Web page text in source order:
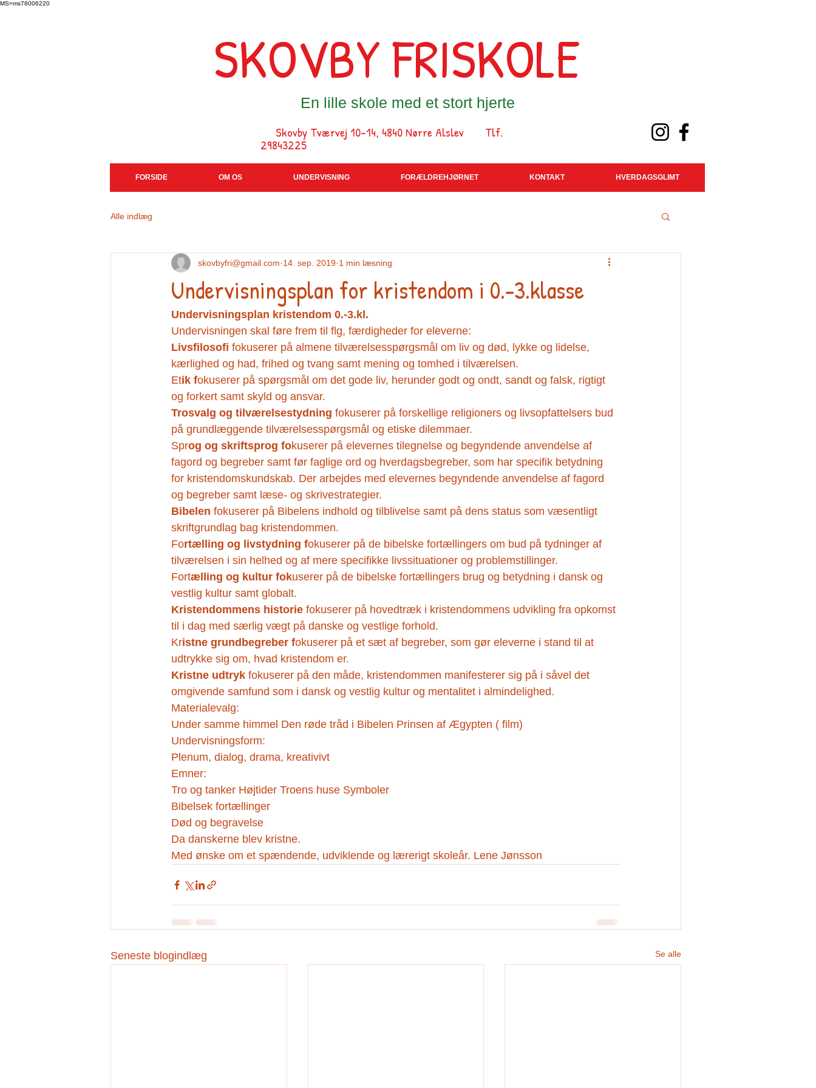
MS=ms78006220
SKOVBY FRISKOLE
En lille skole med et stort hjerte
Skovby Tværvej 10-14, 4840 Nørre Alslev Tlf.
29843225
FORSIDE OM OS UNDERVISNING FORÆLDREHJØRNET KONTAKT HVERDAGSGLIMT
Alle indlæg
Undervisningsplan for kristendom i 0.-3.klasse
skovbyfri@gmail.com 14. sep. 2019 1 min læsning
Undervisningsplan kristendom 0.-3.kl.
Undervisningen skal føre frem til flg, færdigheder for eleverne:
Livsfilosofi fokuserer på almene tilværelsesspørgsmål om liv og død, lykke og lidelse,
kærlighed og had, frihed og tvang samt mening og tomhed i tilværelsen.
Etik fokuserer på spørgsmål om det gode liv, herunder godt og ondt, sandt og falsk, rigtigt
og forkert samt skyld og ansvar.
Trosvalg og tilværelsestydning fokuserer på forskellige religioners og livsopfattelsers bud
på grundlæggende tilværelsesspørgsmål og etiske dilemmaer.
Sprog og skriftsprog fokuserer på elevernes tilegnelse og begyndende anvendelse af
fagord og begreber samt før faglige ord og hverdagsbegreber, som har specifik betydning
for kristendomskundskab. Der arbejdes med elevernes begyndende anvendelse af fagord
og begreber samt læse- og skrivestrategier.
Bibelen fokuserer på Bibelens indhold og tilblivelse samt på dens status som væsentligt
skriftgrundlag bag kristendommen.
Fortælling og livstydning fokuserer på de bibelske fortællingers om bud på tydninger af
tilværelsen i sin helhed og af mere specifikke livssituationer og problemstillinger.
Fortælling og kultur fokuserer på de bibelske fortællingers brug og betydning i dansk og
vestlig kultur samt globalt.
Kristendommens historie fokuserer på hovedtræk i kristendommens udvikling fra opkomst
til i dag med særlig vægt på danske og vestlige forhold.
Kristne grundbegreber fokuserer på et sæt af begreber, som gør eleverne i stand til at
udtrykke sig om, hvad kristendom er.
Kristne udtryk fokuserer på den måde, kristendommen manifesterer sig på i såvel det
omgivende samfund som i dansk og vestlig kultur og mentalitet i almindelighed.
Materialevalg:
Under samme himmel Den røde tråd i Bibelen Prinsen af Ægypten ( film)
Undervisningsform:
Plenum, dialog, drama, kreativivt
Emner:
Tro og tanker Højtider Troens huse Symboler
Bibelsek fortællinger
Død og begravelse
Da danskerne blev kristne.
Med ønske om et spændende, udviklende og lærerigt skoleår. Lene Jønsson
Seneste blogindlæg Se alle